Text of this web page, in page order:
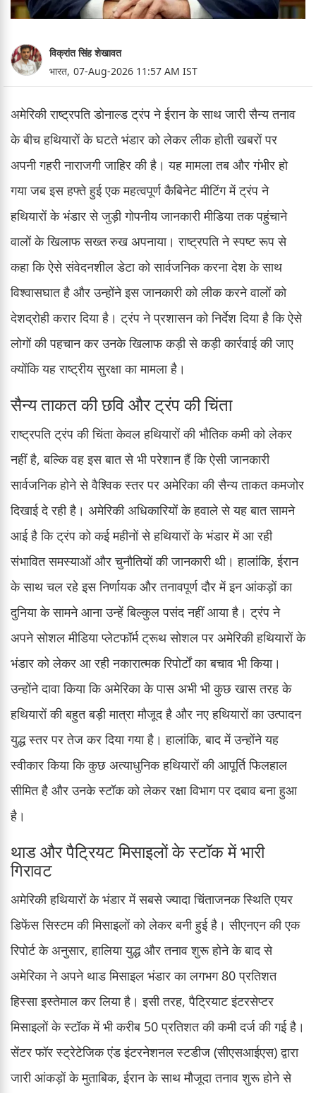
विक्रांत सिंह शेखावत
भारत, 07-Aug-2026 11:57 AM IST
अमेरिकी राष्ट्रपति डोनाल्ड ट्रंप ने ईरान के साथ जारी सैन्य तनाव
के बीच हथियारों के घटते भंडार को लेकर लीक होती खबरों पर
अपनी गहरी नाराजगी जाहिर की है। यह मामला तब और गंभीर हो
गया जब इस हफ्ते हुई एक महत्वपूर्ण कैबिनेट मीटिंग में ट्रंप ने
हथियारों के भंडार से जुड़ी गोपनीय जानकारी मीडिया तक पहुंचाने
वालों के खिलाफ सख्त रुख अपनाया। राष्ट्रपति ने स्पष्ट रूप से
कहा कि ऐसे संवेदनशील डेटा को सार्वजनिक करना देश के साथ
विश्वासघात है और उन्होंने इस जानकारी को लीक करने वालों को
देशद्रोही करार दिया है। ट्रंप ने प्रशासन को निर्देश दिया है कि ऐसे
लोगों की पहचान कर उनके खिलाफ कड़ी से कड़ी कार्रवाई की जाए
क्योंकि यह राष्ट्रीय सुरक्षा का मामला है।
सैन्य ताकत की छवि और ट्रंप की चिंता
राष्ट्रपति ट्रंप की चिंता केवल हथियारों की भौतिक कमी को लेकर
नहीं है, बल्कि वह इस बात से भी परेशान हैं कि ऐसी जानकारी
सार्वजनिक होने से वैश्विक स्तर पर अमेरिका की सैन्य ताकत कमजोर
दिखाई दे रही है। अमेरिकी अधिकारियों के हवाले से यह बात सामने
आई है कि ट्रंप को कई महीनों से हथियारों के भंडार में आ रही
संभावित समस्याओं और चुनौतियों की जानकारी थी। हालांकि, ईरान
के साथ चल रहे इस निर्णायक और तनावपूर्ण दौर में इन आंकड़ों का
दुनिया के सामने आना उन्हें बिल्कुल पसंद नहीं आया है। ट्रंप ने
अपने सोशल मीडिया प्लेटफॉर्म ट्रूथ सोशल पर अमेरिकी हथियारों के
भंडार को लेकर आ रही नकारात्मक रिपोर्टों का बचाव भी किया।
उन्होंने दावा किया कि अमेरिका के पास अभी भी कुछ खास तरह के
हथियारों की बहुत बड़ी मात्रा मौजूद है और नए हथियारों का उत्पादन
युद्ध स्तर पर तेज कर दिया गया है। हालांकि, बाद में उन्होंने यह
स्वीकार किया कि कुछ अत्याधुनिक हथियारों की आपूर्ति फिलहाल
सीमित है और उनके स्टॉक को लेकर रक्षा विभाग पर दबाव बना हुआ
है।
थाड और पैट्रियट मिसाइलों के स्टॉक में भारी
गिरावट
अमेरिकी हथियारों के भंडार में सबसे ज्यादा चिंताजनक स्थिति एयर
डिफेंस सिस्टम की मिसाइलों को लेकर बनी हुई है। सीएनएन की एक
रिपोर्ट के अनुसार, हालिया युद्ध और तनाव शुरू होने के बाद से
अमेरिका ने अपने थाड मिसाइल भंडार का लगभग 80 प्रतिशत
हिस्सा इस्तेमाल कर लिया है। इसी तरह, पैट्रियाट इंटरसेप्टर
मिसाइलों के स्टॉक में भी करीब 50 प्रतिशत की कमी दर्ज की गई है।
सेंटर फॉर स्ट्रेटेजिक एंड इंटरनेशनल स्टडीज (सीएसआईएस) द्वारा
जारी आंकड़ों के मुताबिक, ईरान के साथ मौजूदा तनाव शुरू होने से